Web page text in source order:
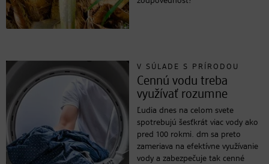
V SÚLADE S PRÍRODOU
Cennú vodu treba
využívať rozumne
Ľudia dnes na celom svete
spotrebujú šesťkrát viac vody ako
pred 100 rokmi. dm sa preto
zameriava na efektívne využívanie
vody a zabezpečuje tak cenné